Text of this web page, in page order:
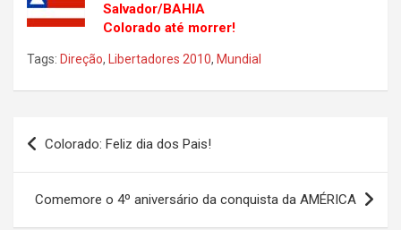
Salvador/BAHIA
Colorado até morrer!
Tags: Direção, Libertadores 2010, Mundial
Navegação
de
Post
Colorado: Feliz dia dos Pais!
Comemore o 4º aniversário da conquista da AMÉRICA